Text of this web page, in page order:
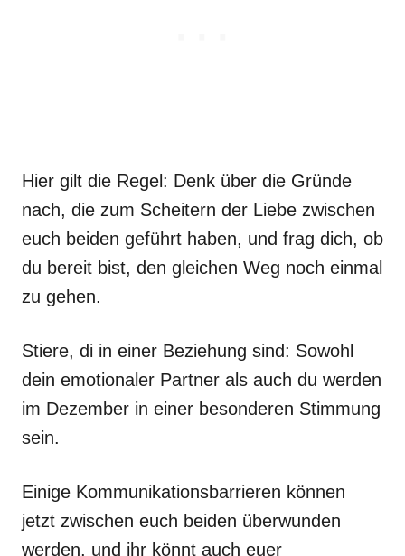
Hier gilt die Regel: Denk über die Gründe
nach, die zum Scheitern der Liebe zwischen
euch beiden geführt haben, und frag dich, ob
du bereit bist, den gleichen Weg noch einmal
zu gehen.
Stiere, di in einer Beziehung sind: Sowohl
dein emotionaler Partner als auch du werden
im Dezember in einer besonderen Stimmung
sein.
Einige Kommunikationsbarrieren können
jetzt zwischen euch beiden überwunden
werden, und ihr könnt auch euer